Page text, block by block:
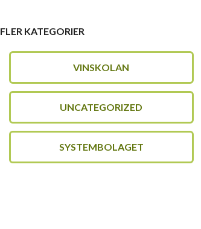
FLER KATEGORIER
VINSKOLAN
UNCATEGORIZED
SYSTEMBOLAGET